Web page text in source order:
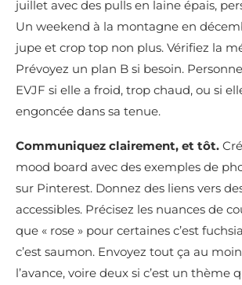
juillet avec des pulls en laine épais,
Un weekend à la montagne en
jupe et crop top non plus. Vérifiez la
Prévoyez un plan B si besoin.
EVJF si elle a froid, trop chaud, ou si
engoncée dans sa tenue.
Communiquez clairement, et tôt.
mood board avec des exemples de
sur Pinterest. Donnez des liens vers
accessibles. Précisez les nuances de
que « rose » pour certaines c’est
c’est saumon. Envoyez tout ça au
l’avance, voire deux si c’est un thème